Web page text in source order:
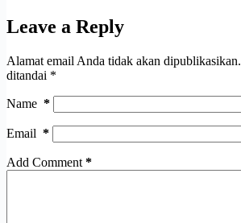
Leave a Reply
Alamat email Anda tidak akan dipublikasikan.
ditandai *
Name *
Email *
Add Comment *